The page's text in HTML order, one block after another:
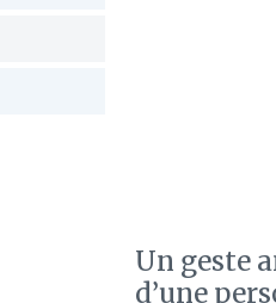
Un geste
d’une